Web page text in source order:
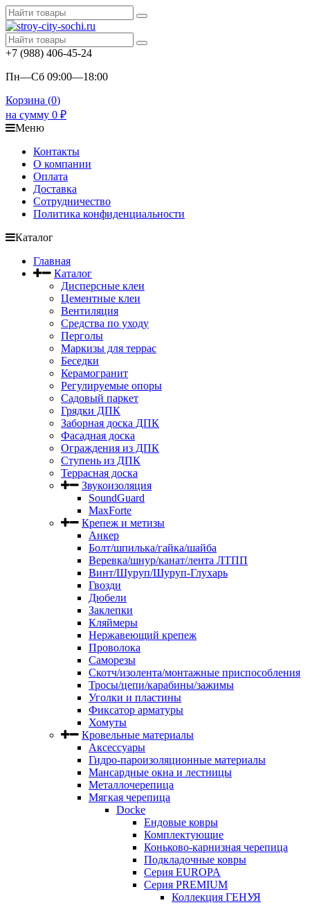
+7 (988) 406-45-24
Пн—Сб 09:00—18:00
Корзина (0)
на сумму 0 ₽
Меню
Контакты
О компании
Оплата
Доставка
Сотрудничество
Политика конфиденциальности
Каталог
Главная
Каталог
Дисперсные клеи
Цементные клеи
Вентиляция
Средства по уходу
Перголы
Маркизы для террас
Беседки
Керамогранит
Регулируемые опоры
Садовый паркет
Грядки ДПК
Заборная доска ДПК
Фасадная доска
Ограждения из ДПК
Ступень из ДПК
Террасная доска
Звукоизоляция
SoundGuard
MaxForte
Крепеж и метизы
Анкер
Болт/шпилька/гайка/шайба
Веревка/шнур/канат/лента ЛТПП
Винт/Шуруп/Шуруп-Глухарь
Гвозди
Дюбели
Заклепки
Кляймеры
Нержавеющий крепеж
Проволока
Саморезы
Скотч/изолента/монтажные приспособления
Тросы/цепи/карабины/зажимы
Уголки и пластины
Фиксатор арматуры
Хомуты
Кровельные материалы
Аксессуары
Гидро-пароизоляционные материалы
Мансардные окна и лестницы
Металлочерепица
Мягкая черепица
Docke
Ендовые ковры
Комплектующие
Коньково-карнизная черепица
Подкладочные ковры
Серия EUROPA
Серия PREMIUM
Коллекция ГЕНУЯ